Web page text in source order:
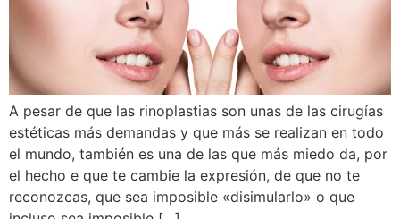
A pesar de que las rinoplastias son unas de las cirugías
estéticas más demandas y que más se realizan en todo
el mundo, también es una de las que más miedo da, por
el hecho e que te cambie la expresión, de que no te
reconozcas, que sea imposible «disimularlo» o que